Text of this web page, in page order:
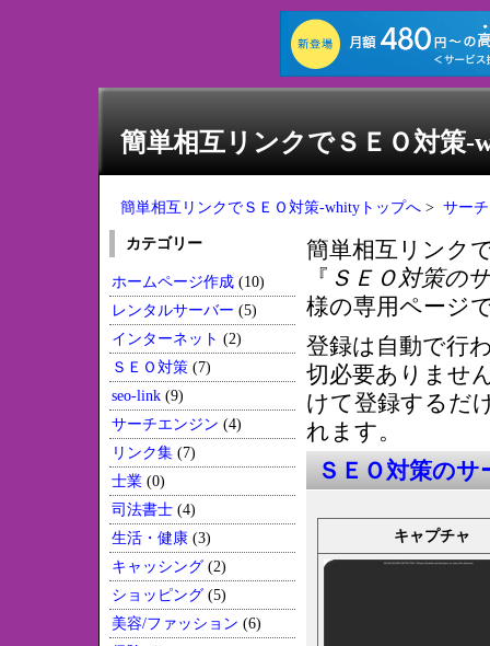
簡単相互リンクでＳＥＯ対策-
簡単相互リンクでＳＥＯ対策-whityトップへ > サー
簡単相互リンク
『 ＳＥＯ対策の
様の専用ページ
登録は自動で行
切必要ありませ
けて登録するだ
れます。
ＳＥＯ対策の
キャプチャ
カテゴリー
ホームページ作成 (10)
レンタルサーバー (5)
インターネット (2)
ＳＥＯ対策 (7)
seo-link (9)
サーチエンジン (4)
リンク集 (7)
士業 (0)
司法書士 (4)
生活・健康 (3)
キャッシング (2)
ショッピング (5)
美容/ファッション (6)